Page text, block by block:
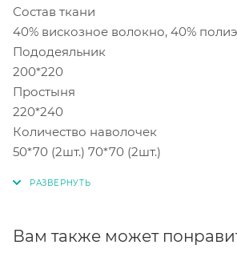
Состав ткани
40% вискозное волокно, 40%
Пододеяльник
200*220
Простыня
220*240
Количество наволочек
50*70 (2шт.) 70*70 (2шт.)
Вам также может